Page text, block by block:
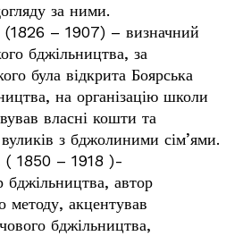
за ними.
(1826 – 1907) – визначний
бджільництва, за
була відкрита Боярська
на організацію школи
власні кошти та
з бджолиними сім’ями.
( 1850 – 1918 )-
бджільництва, автор
методу, акцентував
бджільництва,